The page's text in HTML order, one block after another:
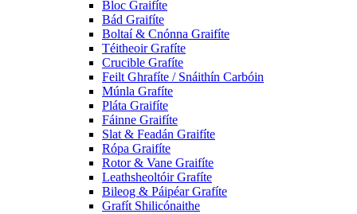
Bloc Graifíte
Bád Graifíte
Boltaí & Cnónna Graifíte
Téitheoir Grafíte
Crucible Grafíte
Feilt Ghrafíte / Snáithín Carbóin
Múnla Grafíte
Pláta Graifíte
Fáinne Graifíte
Slat & Feadán Graifíte
Rópa Graifíte
Rotor & Vane Graifíte
Leathsheoltóir Grafíte
Bileog & Páipéar Grafíte
Grafít Shilicónaithe